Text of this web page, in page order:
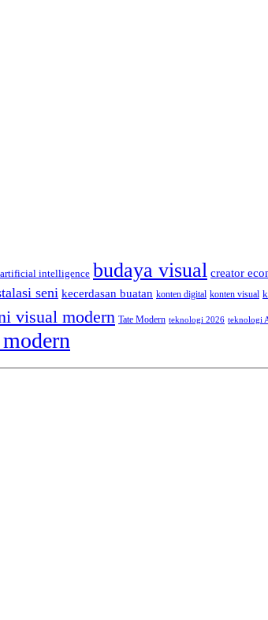
artificial intelligence budaya visual creator
seni kecerdasan buatan konten digital konten visual
visual modern Tate Modern teknologi 2026 teknologi